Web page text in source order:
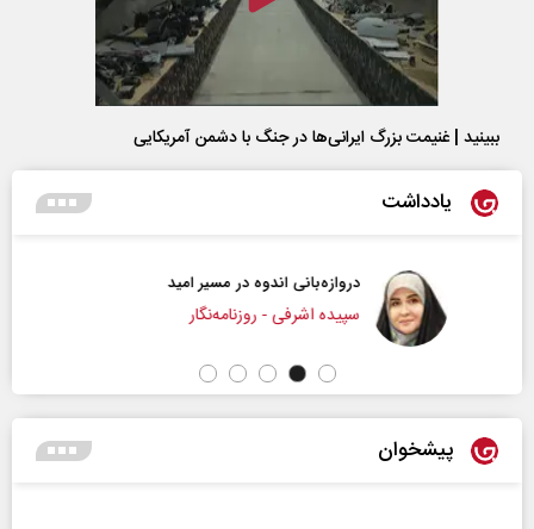
ببینید | غنیمت بزرگ ایرانی‌ها در جنگ با دشمن آمریکایی
یادداشت
دروازه‌بانی اندوه در مسیر امید
سپیده اشرفی - روزنامه‌نگار
پیشخوان